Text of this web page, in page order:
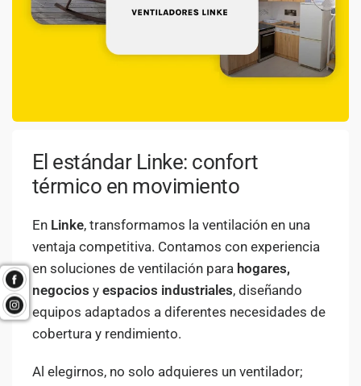
El estándar Linke: confort
térmico en movimiento
En Linke, transformamos la ventilación en una
ventaja competitiva. Contamos con experiencia
en soluciones de ventilación para hogares,
negocios yespacios industriales, diseñando
equipos adaptados a diferentes necesidades de
cobertura y rendimiento.
Al elegirnos, no solo adquieres un ventilador;